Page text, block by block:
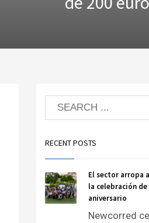
RECENT POSTS
El sector arropa
la celebración de
aniversario
Newcorred